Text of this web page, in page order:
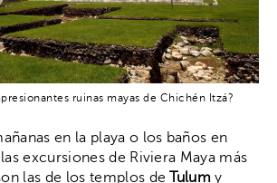
ruinas mayas de Chichén Itzá?
en la playa o los baños en
excursiones de Riviera Maya más
las de los templos deTulum y